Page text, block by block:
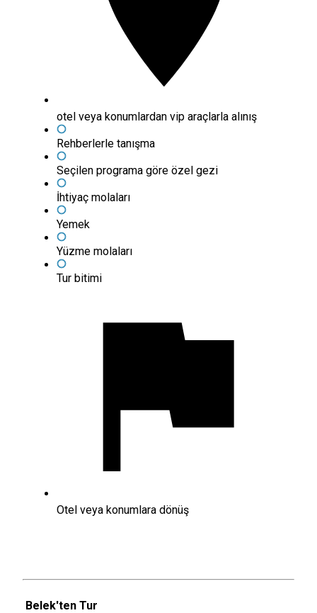
otel veya konumlardan vip araçlarla alınış
Rehberlerle tanışma
Seçilen programa göre özel gezi
İhtiyaç molaları
Yemek
Yüzme molaları
Tur bitimi
Otel veya konumlara dönüş
Belek'ten Tur